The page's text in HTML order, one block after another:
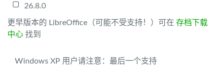
26.8.0
更早版本的 LibreOffice（可能不受支持！）可在 存档下载
中心 找到
Windows XP 用户请注意：最后一个支持